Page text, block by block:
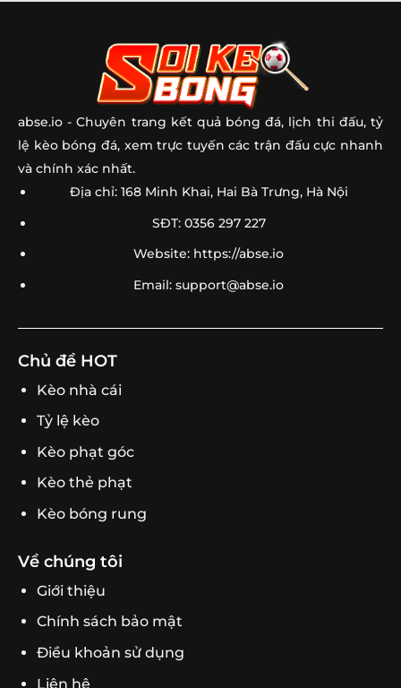
abse.io - Chuyên trang kết quả bóng đá, lịch thi đấu, tỷ
lệ kèo bóng đá, xem trực tuyến các trận đấu cực nhanh
và chính xác nhất.
Địa chỉ: 168 Minh Khai, Hai Bà Trưng, Hà Nội
SĐT: 0356 297 227
Website: https://abse.io
Email:support@abse.io
Chủ đề HOT
Kèo nhà cái
Tỷ lệ kèo
Kèo phạt góc
Kèo thẻ phạt
Kèo bóng rung
Về chúng tôi
Giới thiệu
Chính sách bảo mật
Điều khoản sử dụng
Liên hệ